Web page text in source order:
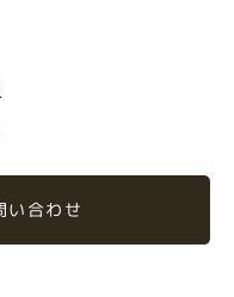
い合わせ